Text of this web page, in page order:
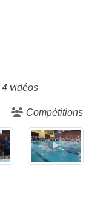
4 vidéos
Compétitions